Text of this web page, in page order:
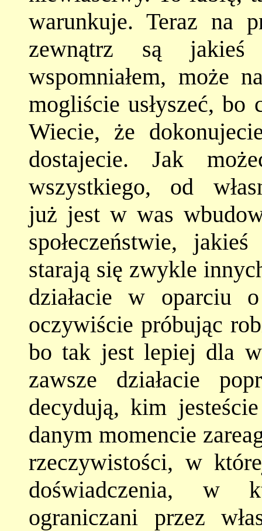
warunkuje. Teraz na
zewnątrz są
wspomniałem, może
mogliście usłyszeć, bo
Wiecie, że
dostajecie. Jak
wszystkiego, od
już jest w was
społeczeństwie,
starają się zwykle
działacie w oparciu
oczywiście próbując
bo tak jest lepiej dla
zawsze działacie
decydują, kim
danym momencie
rzeczywistości, w
doświadczenia, w
ograniczani przez